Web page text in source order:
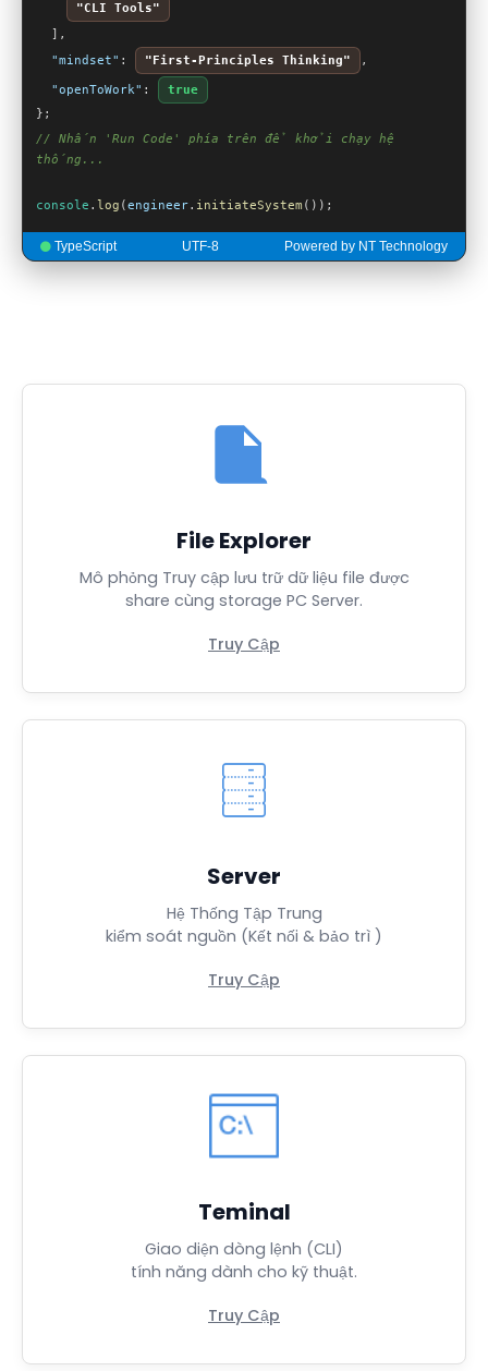
"CLI Tools"
"mindset" : "First-Principles Thinking" ,
"openToWork" :
true
// Nhấn 'Run Code' phía trên để khởi chạy hệ
thống...
console . log (engineer. initiateSystem ());
TypeScript UTF-8 Powered by NT Technology
File Explorer
Mô phỏng Truy cập lưu trữ dữ liệu file được
share cùng storage PC Server.
Truy Cập
Server
Hệ Thống Tập Trung
kiểm soát nguồn (Kết nối & bảo trì )
Truy Cập
Teminal
Giao diện dòng lệnh (CLI)
tính năng dành cho kỹ thuật.
Truy Cập